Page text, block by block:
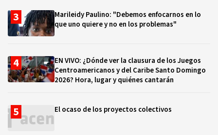
Marileidy Paulino: "Debemos enfocarnos en lo
que uno quiere y no en los problemas"
EN VIVO: ¿Dónde ver la clausura de los Juegos
Centroamericanos y del Caribe Santo Domingo
2026? Hora, lugar y quiénes cantarán
El ocaso de los proyectos colectivos